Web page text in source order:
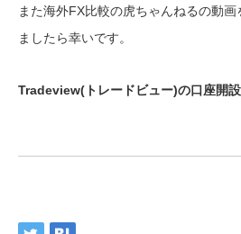
また海外FX比較の虎ちゃんねるの動
ましたら幸いです。
Tradeview(トレードビュー)の口座開